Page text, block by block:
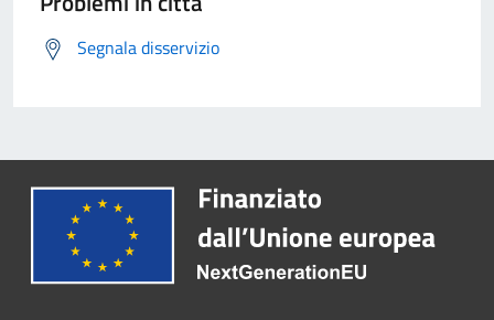
Segnala disservizio